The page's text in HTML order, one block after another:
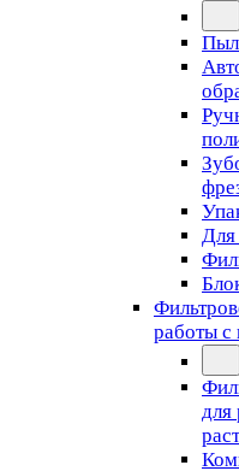
работы с
для